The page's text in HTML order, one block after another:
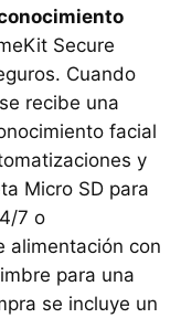
Secure
Cuando
recibe una
facial
y
Micro SD para
7 o
alimentación con
para una
se incluye un